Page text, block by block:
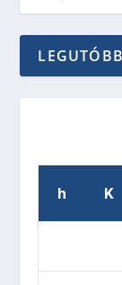
h K